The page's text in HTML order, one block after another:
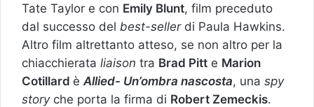
Tate Taylor e con Emily Blunt, film preceduto
dal successo del best-sellerdi Paula Hawkins.
Altro film altrettanto atteso, se non altro per la
chiacchierata liaison tra Brad Pitt e Marion
Cotillard è Allied- Un’ombra nascosta, una spy
story che porta la firma di Robert Zemeckis.